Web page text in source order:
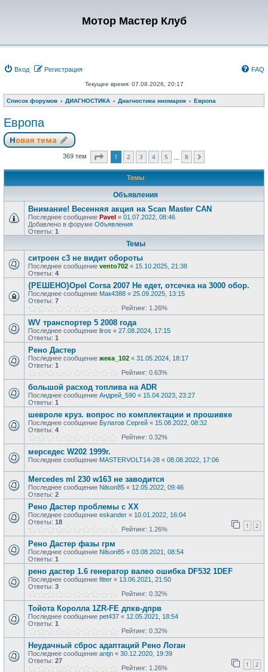
Мотор Мастер Клуб
Вход Регистрация FAQ
Текущее время: 07.08.2026, 20:17
Список форумов ДИАГНОСТИКА Диагностика иномарок Европа
Европа
Новая тема
369 тем Страница из
1 2 3 4 5 8
Темы
Объявления
Внимание! Весенняя акция на Scan Master CAN
Последнее сообщение Pavel « 01.07.2022, 08:46
Добавлено в форуме Объявления
Ответы: 1
Темы
ситроен с3 не видит обороты
Последнее сообщение vento702 « 15.10.2025, 21:38
Ответы: 4
{РЕШЕНО}Opel Corsa 2007 Не едет, отсечка на 3000 обор.
Последнее сообщение Мак4388 « 25.09.2025, 13:15
Ответы: 7
Рейтинг: 1.26%
WV транспортер 5 2008 года
Последнее сообщение liros « 27.08.2024, 17:15
Ответы: 1
Рено Дастер
Последнее сообщение жека_102 « 31.05.2024, 18:17
Ответы: 1
Рейтинг: 0.63%
большой расход топлива на ADR
Последнее сообщение Андрей_590 « 15.04.2023, 23:27
Ответы: 1
шевроле круз. вопрос по комплектации и прошивке
Последнее сообщение Булатов Сергей « 15.08.2022, 08:32
Ответы: 4
Рейтинг: 0.32%
мерседес W202 1999г.
Последнее сообщение MASTERVOLT14-28 « 08.08.2022, 17:06
Mercedes ml 230 w163 не заводится
Последнее сообщение Nilson85 « 12.05.2022, 09:46
Ответы: 2
Рено Дастер проблемы с ХХ
Последнее сообщение eskander « 10.01.2022, 16:04
Ответы: 18 1 2
Рейтинг: 1.26%
Рено Дастер фазы грм
Последнее сообщение Nilson85 « 03.08.2021, 08:54
Ответы: 1
рено дастер 1.6 генератор валео ошибка DF532 1DEF
Последнее сообщение fitter « 13.06.2021, 21:50
Ответы: 3
Рейтинг: 0.32%
Тойота Королла 1ZR-FE дпкв-дпрв
Последнее сообщение pet437 « 12.05.2021, 18:54
Ответы: 1
Рейтинг: 0.32%
Неудачный сброс адаптаций Рено Логан
Последнее сообщение antjn « 30.12.2020, 19:39
Ответы: 27 1 2
Рейтинг: 1.26%